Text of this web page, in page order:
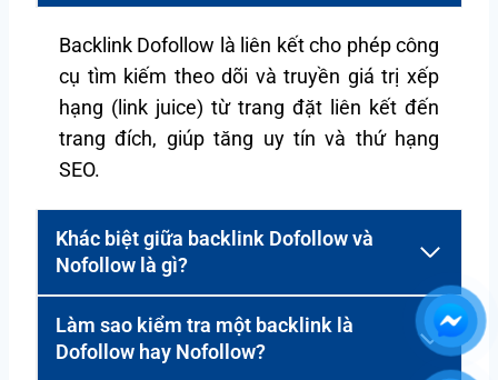
Backlink Dofollow là liên kết cho phép công
cụ tìm kiếm theo dõi và truyền giá trị xếp
hạng (link juice) từ trang đặt liên kết đến
trang đích, giúp tăng uy tín và thứ hạng
SEO.
Khác biệt giữa backlink Dofollow và
Nofollow là gì?
Làm sao kiểm tra một backlink là
Dofollow hay Nofollow?